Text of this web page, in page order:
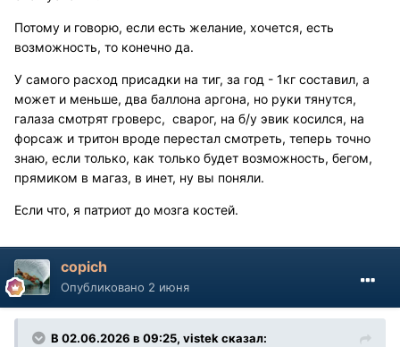
Потому и говорю, если есть желание, хочется, есть
возможность, то конечно да.
У самого расход присадки на тиг, за год - 1кг составил, а
может и меньше, два баллона аргона, но руки тянутся,
галаза смотрят гроверс, сварог, на б/у эвик косился, на
форсаж и тритон вроде перестал смотреть, теперь точно
знаю, если только, как только будет возможность, бегом,
прямиком в магаз, в инет, ну вы поняли.
Если что, я патриот до мозга костей.
copich
Опубликовано 2 июня
В 02.06.2026 в 09:25, vistekсказал: